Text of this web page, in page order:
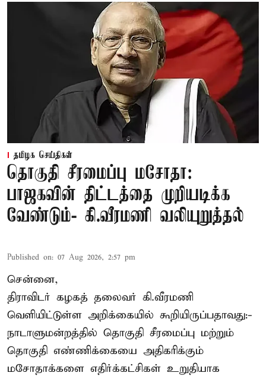
தமிழக செய்திகள்
தொகுதி சீரமைப்பு மசோதா:
பாஜகவின் திட்டத்தை முறியடிக்க
வேண்டும்- கி.வீரமணி வலியுறுத்தல்
Published on: 07 Aug 2026, 2:57 pm
சென்னை,
திராவிடர் கழகத் தலைவர் கி.வீரமணி
வெளியிட்டுள்ள அறிக்கையில் கூறியிருப்பதாவது:-
நாடாளுமன்றத்தில் தொகுதி சீரமைப்பு மற்றும்
தொகுதி எண்ணிக்கையை அதிகரிக்கும்
மசோதாக்களை எதிர்க்கட்சிகள் உறுதியாக